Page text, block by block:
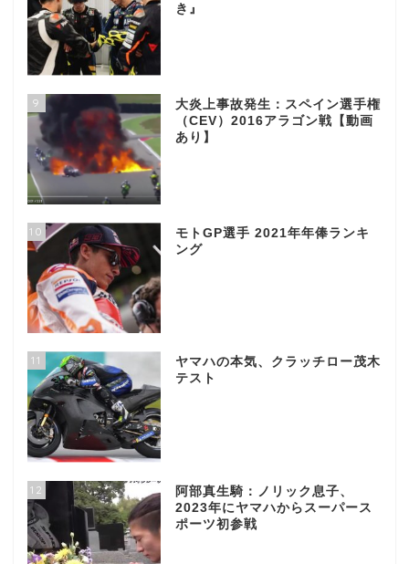
き』
9
大炎上事故発生：スペイン選手権
（CEV）2016アラゴン戦【動画
あり】
10
モトGP選手 2021年年俸ランキ
ング
11
ヤマハの本気、クラッチロー茂木
テスト
12
阿部真生騎：ノリック息子、
2023年にヤマハからスーパース
ポーツ初参戦